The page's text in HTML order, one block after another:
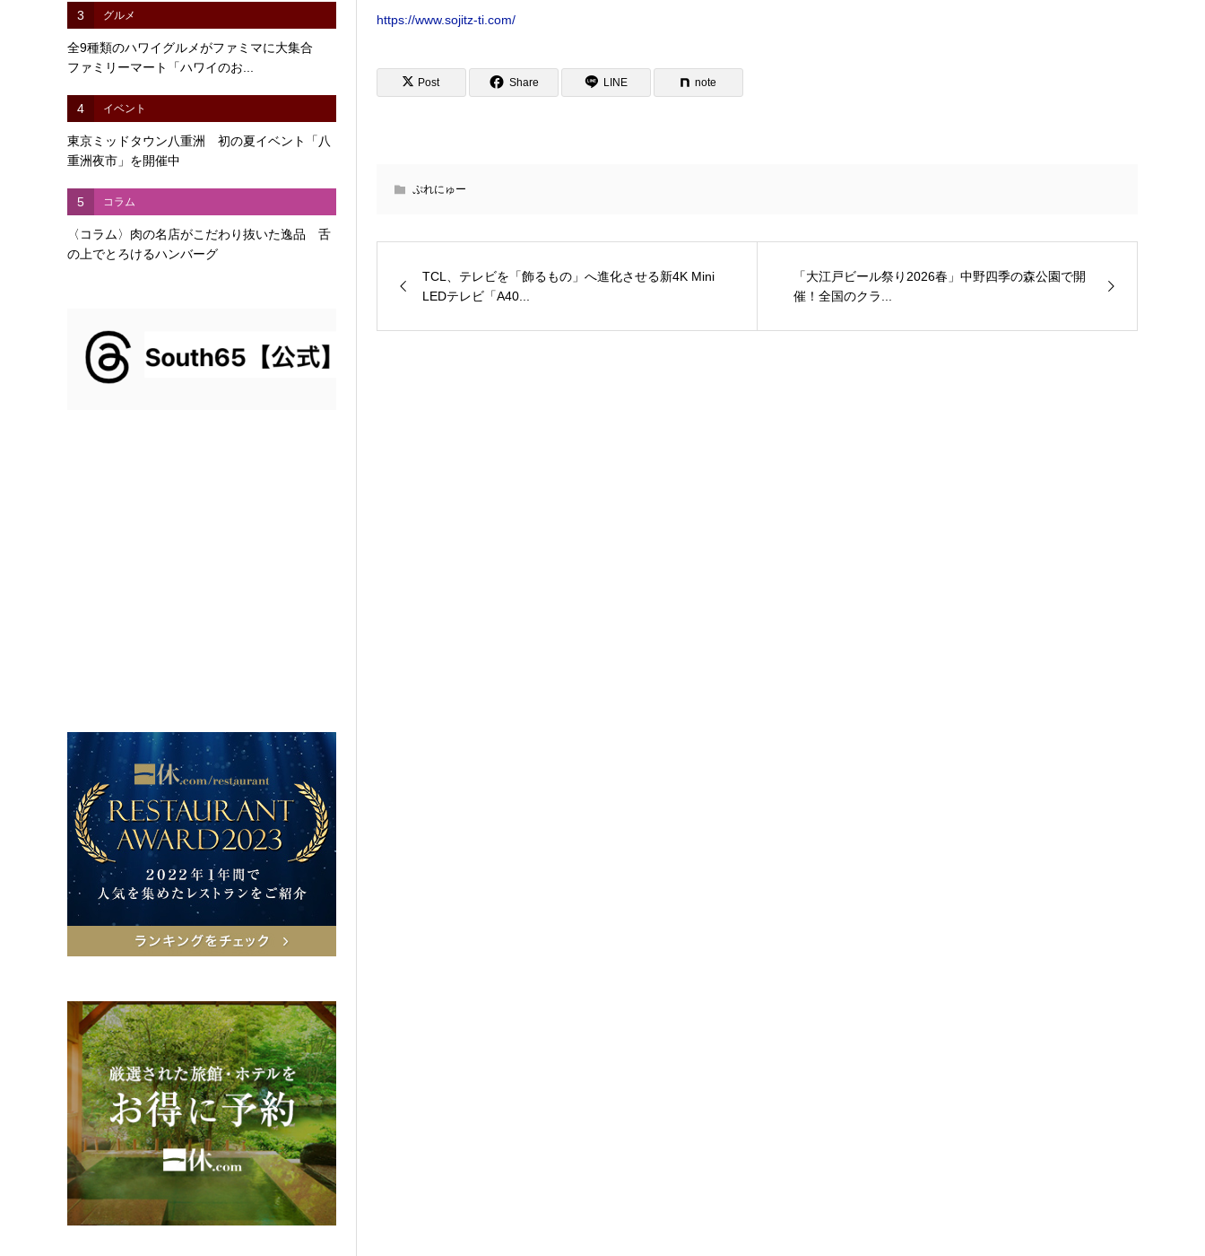
https://www.sojitz-ti.com/
Post Share LINE note
ぷれにゅー
TCL、テレビを「飾るもの」へ進化させる新4K Mini
LEDテレビ「A40...
「大江戸ビール祭り2026春」中野四季の森公園で開
催！全国のクラ...
3 グルメ
全9種類のハワイグルメがファミマに大集合
ファミリーマート「ハワイのお...
4 イベント
東京ミッドタウン八重洲 初の夏イベント「八
重洲夜市」を開催中
5 コラム
〈コラム〉肉の名店がこだわり抜いた逸品 舌
の上でとろけるハンバーグ